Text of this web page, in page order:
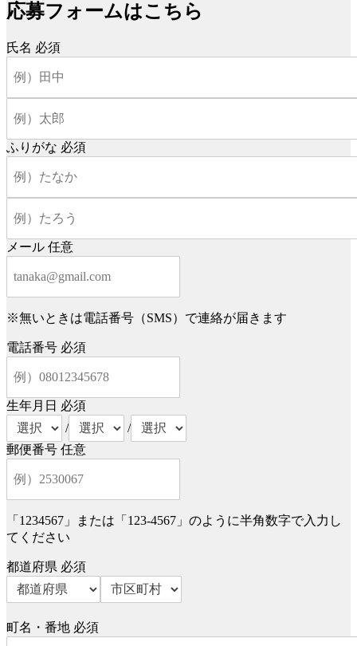
応募フォームはこちら
氏名 必須
ふりがな 必須
メール 任意
※無いときは電話番号（SMS）で連絡が届きます
電話番号 必須
生年月日 必須
/
/
郵便番号 任意
「1234567」または「123-4567」のように半角数字で入力し
てください
都道府県 必須
町名・番地 必須